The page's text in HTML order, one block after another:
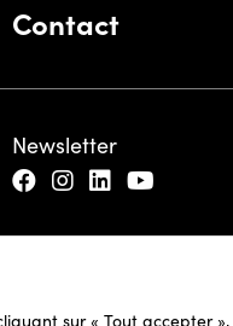
sur « Tout accepter
Contact
Newsletter